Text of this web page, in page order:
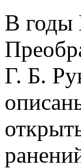
В годы
Г. Б.